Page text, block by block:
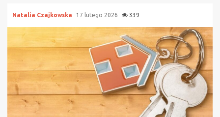
Natalia Czajkowska 17 lutego 2026 339